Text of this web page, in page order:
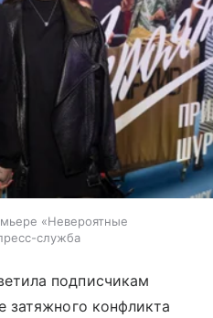
«Невероятные
служба
подписчикам
затяжного конфликта